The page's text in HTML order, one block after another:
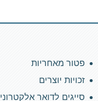
פטור מאחריות
זכויות יוצרים
סייגים לדואר אלקטרוני